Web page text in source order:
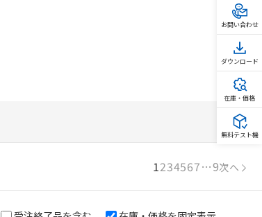
1234567…9次へ
お問い合わせ
ダウンロード
在庫・価格
無料テスト機